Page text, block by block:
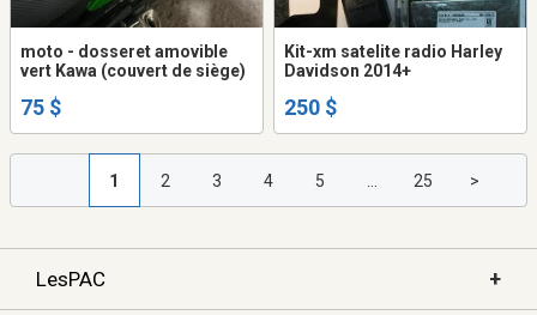
moto - dosseret amovible
vert Kawa (couvert de siège)
75 $
Kit-xm satelite radio Harley
Davidson 2014+
250 $
1 2 3 4 5 25 >
LesPAC +